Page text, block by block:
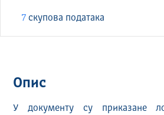
7 скуповa података
Опис
У документу су приказане